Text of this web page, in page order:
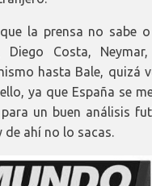
la prensa no sabe
Costa,
hasta Bale, quizá
ya que España se
un buen análisis
ahí no lo sacas.